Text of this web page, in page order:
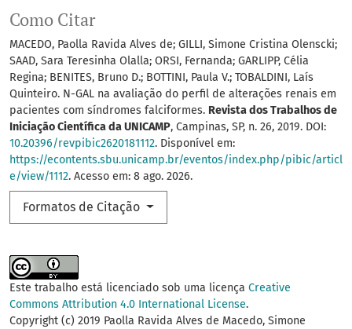
Como Citar
MACEDO, Paolla Ravida Alves de; GILLI, Simone Cristina Olenscki;
SAAD, Sara Teresinha Olalla; ORSI, Fernanda; GARLIPP, Célia
Regina; BENITES, Bruno D.; BOTTINI, Paula V.; TOBALDINI, Laís
Quinteiro. N-GAL na avaliação do perfil de alterações renais em
pacientes com síndromes falciformes. Revista dos Trabalhos de
Iniciação Científica da UNICAMP, Campinas, SP, n. 26, 2019. DOI:
10.20396/revpibic2620181112. Disponível em:
https://econtents.sbu.unicamp.br/eventos/index.php/pibic/articl
e/view/1112. Acesso em: 8 ago. 2026.
Formatos de Citação
Este trabalho está licenciado sob uma licença Creative
Commons Attribution 4.0 International License.
Copyright (c) 2019 Paolla Ravida Alves de Macedo, Simone